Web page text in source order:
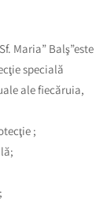
Maria” Balş”este
specială
ale fiecăruia,
;